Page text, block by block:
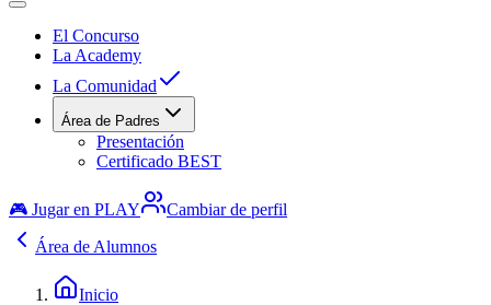
El Concurso
La Academy
La Comunidad
Área de Padres
Presentación
Certificado BEST
🎮 Jugar en PLAY
Cambiar de perfil
Área de Alumnos
Inicio